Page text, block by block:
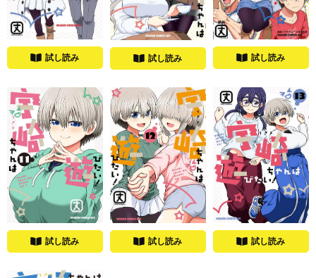
試し読み 試し読み 試し読み
試し読み 試し読み 試し読み